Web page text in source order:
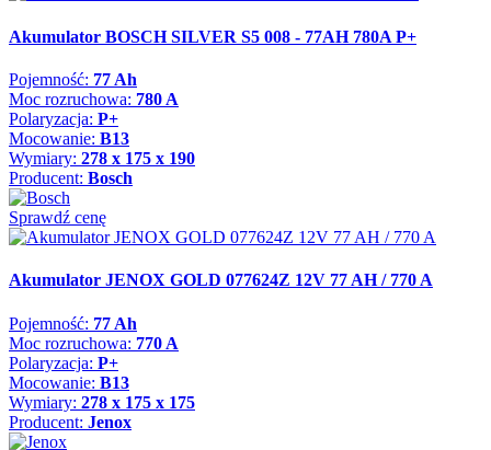
Akumulator BOSCH SILVER S5 008 - 77AH 780A P+
Pojemność: 77 Ah
Moc rozruchowa: 780 A
Polaryzacja: P+
Mocowanie: B13
Wymiary: 278 x 175 x 190
Producent: Bosch
Sprawdź cenę
Akumulator JENOX GOLD 077624Z 12V 77 AH / 770 A
Pojemność: 77 Ah
Moc rozruchowa: 770 A
Polaryzacja: P+
Mocowanie: B13
Wymiary: 278 x 175 x 175
Producent: Jenox